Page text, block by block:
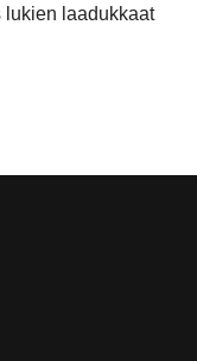
lukien laadukkaat